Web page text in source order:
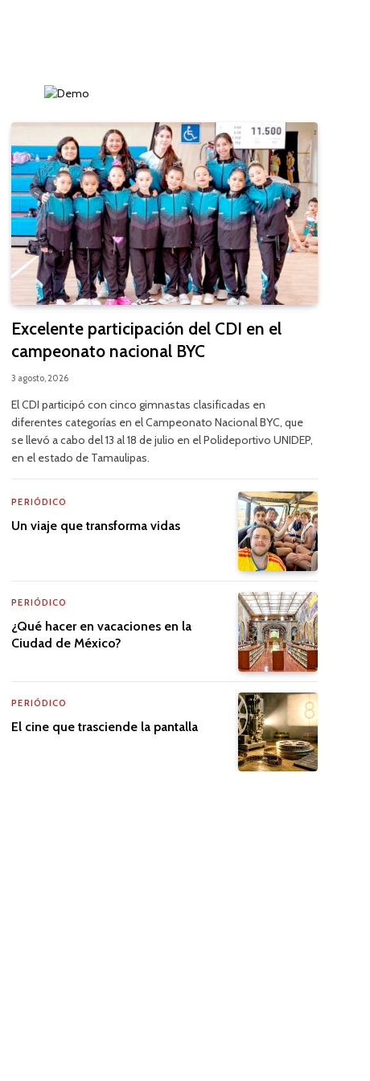
Excelente participación del CDI en el
campeonato nacional BYC
3 agosto, 2026
El CDI participó con cinco gimnastas clasificadas en
diferentes categorías en el Campeonato Nacional BYC, que
se llevó a cabo del 13 al 18 de julio en el Polideportivo UNIDEP,
en el estado de Tamaulipas.
PERIÓDICO
Un viaje que transforma vidas
PERIÓDICO
¿Qué hacer en vacaciones en la
Ciudad de México?
PERIÓDICO
El cine que trasciende la pantalla